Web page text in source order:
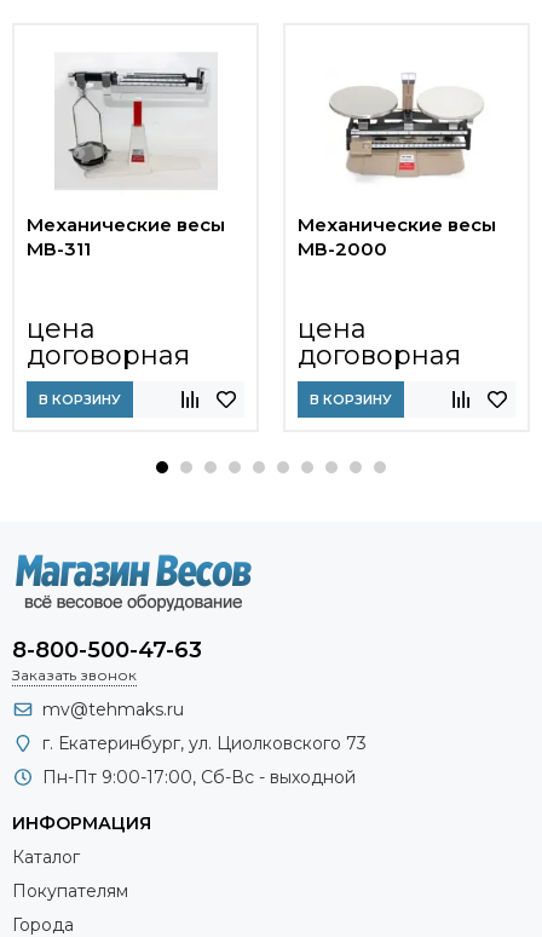
Механические весы
МВ-311
цена
договорная
В КОРЗИНУ
Механические весы
МВ-2000
цена
договорная
В КОРЗИНУ
8-800-500-47-63
Заказать звонок
mv@tehmaks.ru
г. Екатеринбург, ул. Циолковского 73
Пн-Пт 9:00-17:00, Сб-Вс - выходной
ИНФОРМАЦИЯ
Каталог
Покупателям
Города